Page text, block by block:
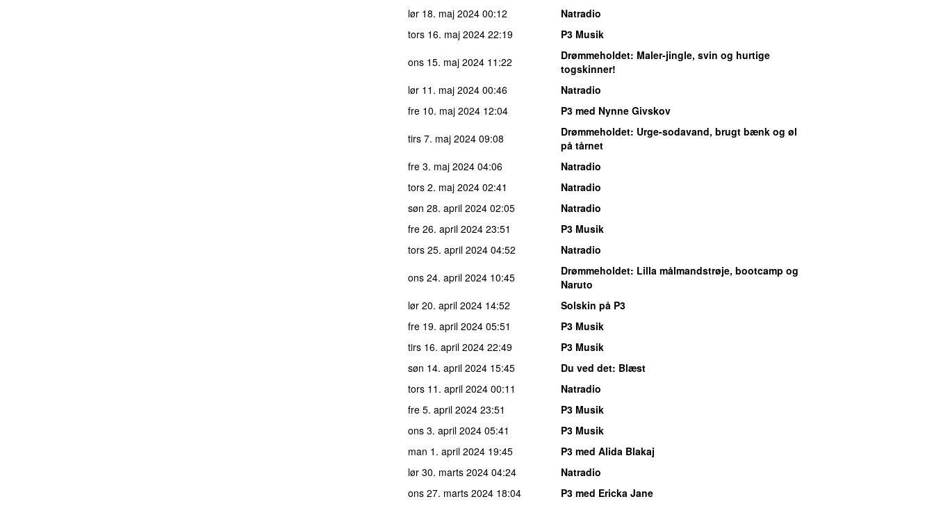
lør 18. maj 2024 00:12
Natradio
tors 16. maj 2024 22:19
P3 Musik
ons 15. maj 2024 11:22 Drømmeholdet: Maler-jingle, svin og hurtige
togskinner!
lør 11. maj 2024 00:46
Natradio
fre 10. maj 2024 12:04
P3 med Nynne Givskov
tirs 7. maj 2024 09:08 Drømmeholdet: Urge-sodavand, brugt bænk og øl
på tårnet
fre 3. maj 2024 04:06
Natradio
tors 2. maj 2024 02:41
Natradio
søn 28. april 2024 02:05
Natradio
fre 26. april 2024 23:51
P3 Musik
tors 25. april 2024 04:52
Natradio
ons 24. april 2024 10:45 Drømmeholdet: Lilla målmandstrøje, bootcamp og
Naruto
lør 20. april 2024 14:52
Solskin på P3
fre 19. april 2024 05:51
P3 Musik
tirs 16. april 2024 22:49
P3 Musik
søn 14. april 2024 15:45 Du ved det: Blæst
tors 11. april 2024 00:11
Natradio
fre 5. april 2024 23:51
P3 Musik
ons 3. april 2024 05:41
P3 Musik
man 1. april 2024 19:45
P3 med Alida Blakaj
lør 30. marts 2024 04:24
Natradio
ons 27. marts 2024 18:04 P3 med Ericka Jane